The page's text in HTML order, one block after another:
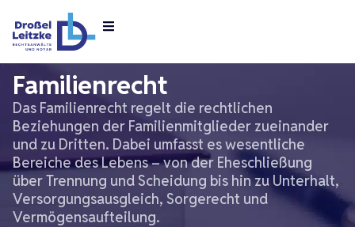
Inhalt
springen
Familienrecht
Das Familienrecht regelt die rechtlichen
Beziehungen der Familienmitglieder zueinander
und zu Dritten. Dabei umfasst es wesentliche
Bereiche des Lebens – von der Eheschließung
über Trennung und Scheidung bis hin zu Unterhalt,
Versorgungsausgleich, Sorgerecht und
Vermögensaufteilung.